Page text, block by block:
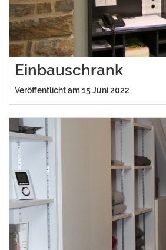
Einbauschrank
Veröffentlicht am 15 Juni 2022